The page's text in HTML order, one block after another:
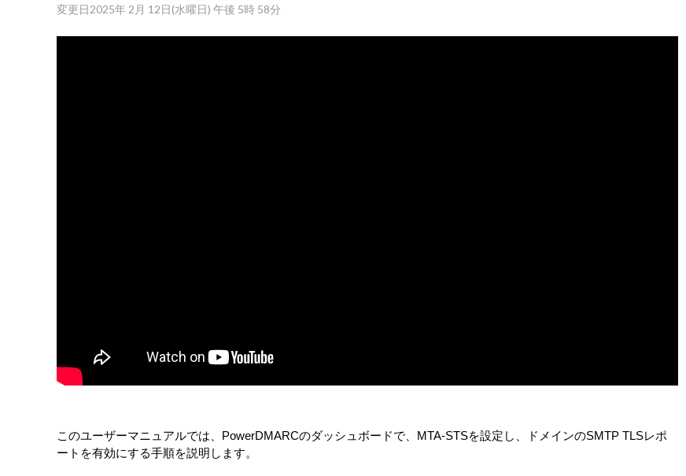
変更日2025年 2月 12日(水曜日) 午後 5時 58分
このユーザーマニュアルでは、PowerDMARCのダッシュボードで、MTA-STSを設定し、ドメインのSMTP TLSレポ
ートを有効にする手順を説明します。